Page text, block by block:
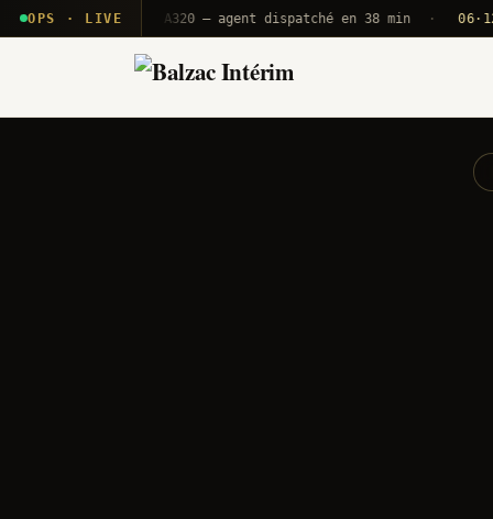
OPS · LIVE
T2E · B71 Push A320 — agent dispatché en 38 min · 06·12 UTC